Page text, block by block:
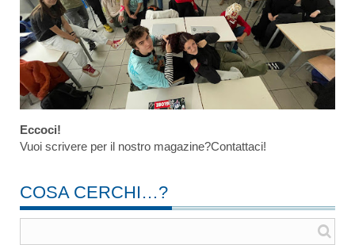
Eccoci!
Vuoi scrivere per il nostro magazine?Contattaci!
COSA CERCHI…?